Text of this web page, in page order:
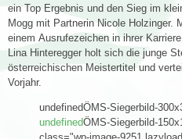
ein Top Ergebnis und den Sieg im
Mogg mit Partnerin Nicole Holzinger.
einem Ausrufezeichen in ihrer
Lina Hinteregger holt sich die junge
österreichischen Meistertitel und
Vorjahr.
undefinedÖMS-Siegerbild-
undefinedÖMS-Siegerbild-